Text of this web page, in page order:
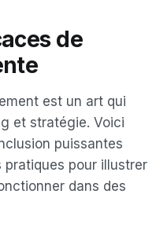
de
est un art qui
et stratégie. Voici
puissantes
pour illustrer
dans des